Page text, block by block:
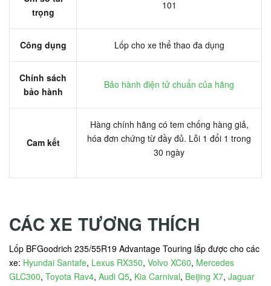
trọng
101
Công dụng Lốp cho xe thể thao đa dụng
Chính sách
bảo hành
Bảo hành điện tử chuẩn của hãng
Cam kết
Hàng chính hãng có tem chống hàng giả,
hóa đơn chứng từ đầy đủ. Lỗi 1 đổi 1 trong
30 ngày
CÁC XE TƯƠNG THÍCH
Lốp BFGoodrich 235/55R19 Advantage Touring lắp được cho các
xe: Hyundai Santafe, Lexus RX350, Volvo XC60, Mercedes
GLC300, Toyota Rav4, Audi Q5, Kia Carnival, Beijing X7, Jaguar